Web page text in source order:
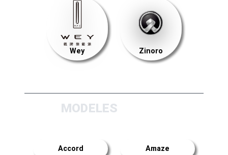
Wey Zinoro
MODELES
Accord Amaze